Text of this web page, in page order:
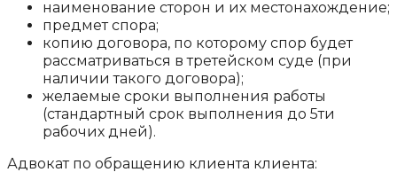
наименование сторон и их местонахождение;
предмет спора;
копию договора, по которому спор будет
рассматриваться в третейском суде (при
наличии такого договора);
желаемые сроки выполнения работы
(стандартный срок выполнения до 5ти
рабочих дней).
Адвокат по обращению клиента клиента: